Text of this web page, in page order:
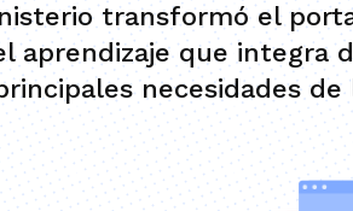
transformó el
aprendizaje que integra
necesidades